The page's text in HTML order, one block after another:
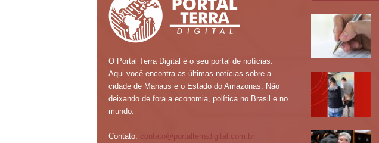
O Portal Terra Digital é o seu portal de notícias.
Aqui você encontra as últimas notícias sobre a
cidade de Manaus e o Estado do Amazonas. Não
deixando de fora a economia, política no Brasil e no
mundo.
Contato: contato@portalterradigital.com.br